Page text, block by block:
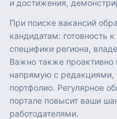
и достижения,
При поиске вакансий
кандидатам: готовность
специфики региона,
Важно также проактивно
напрямую с редакциями,
портфолио. Регулярное
портале повысит ваши
работодателями.